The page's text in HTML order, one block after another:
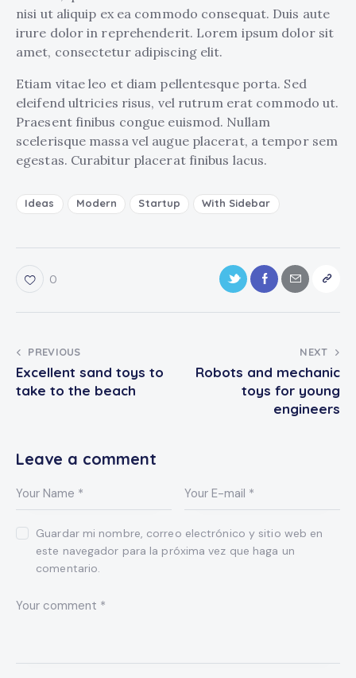
nisi ut aliquip ex ea commodo consequat. Duis aute
irure dolor in reprehenderit. Lorem ipsum dolor sit
amet, consectetur adipiscing elit.
Etiam vitae leo et diam pellentesque porta. Sed
eleifend ultricies risus, vel rutrum erat commodo ut.
Praesent finibus congue euismod. Nullam
scelerisque massa vel augue placerat, a tempor sem
egestas. Curabitur placerat finibus lacus.
Ideas Modern Startup With Sidebar
0
PREVIOUS
Excellent sand toys to
take to the beach
NEXT
Robots and mechanic
toys for young
engineers
Leave a comment
Guardar mi nombre, correo electrónico y sitio web en
este navegador para la próxima vez que haga un
comentario.